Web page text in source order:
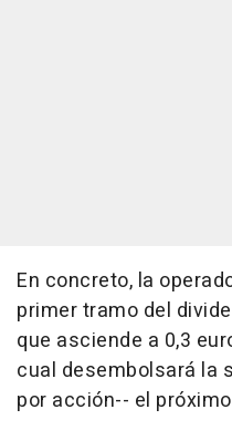
En concreto, la
primer tramo del
que asciende a 0,3
cual desembolsará la
por acción-- el